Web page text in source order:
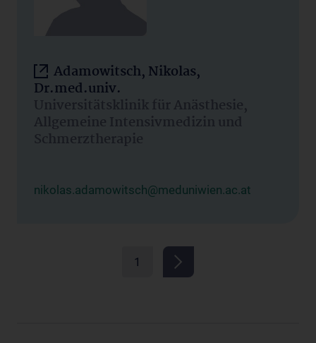
Adamowitsch, Nikolas,
Dr.med.univ.
Universitätsklinik für Anästhesie,
Allgemeine Intensivmedizin und
Schmerztherapie
nikolas.adamowitsch@meduniwien.ac.at
1